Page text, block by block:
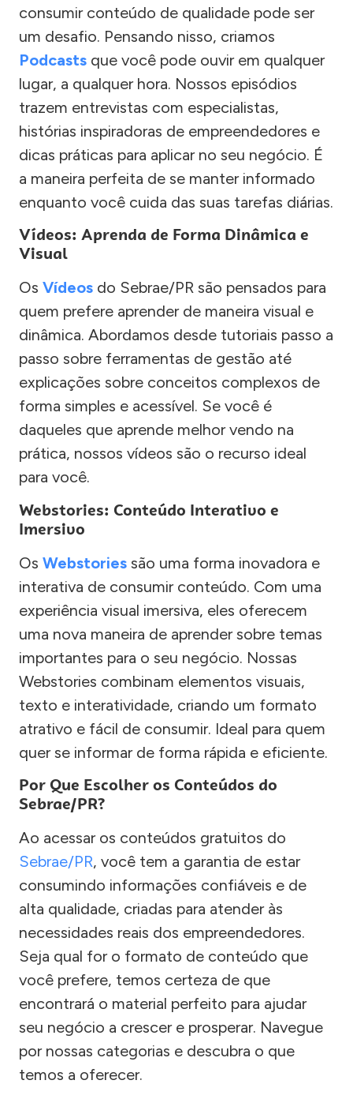
consumir conteúdo de qualidade pode ser
um desafio. Pensando nisso, criamos
Podcasts que você pode ouvir em qualquer
lugar, a qualquer hora. Nossos episódios
trazem entrevistas com especialistas,
histórias inspiradoras de empreendedores e
dicas práticas para aplicar no seu negócio. É
a maneira perfeita de se manter informado
enquanto você cuida das suas tarefas diárias.
Vídeos: Aprenda de Forma Dinâmica e
Visual
Os Vídeos do Sebrae/PR são pensados para
quem prefere aprender de maneira visual e
dinâmica. Abordamos desde tutoriais passo a
passo sobre ferramentas de gestão até
explicações sobre conceitos complexos de
forma simples e acessível. Se você é
daqueles que aprende melhor vendo na
prática, nossos vídeos são o recurso ideal
para você.
Webstories: Conteúdo Interativo e
Imersivo
Os Webstories são uma forma inovadora e
interativa de consumir conteúdo. Com uma
experiência visual imersiva, eles oferecem
uma nova maneira de aprender sobre temas
importantes para o seu negócio. Nossas
Webstories combinam elementos visuais,
texto e interatividade, criando um formato
atrativo e fácil de consumir. Ideal para quem
quer se informar de forma rápida e eficiente.
Por Que Escolher os Conteúdos do
Sebrae/PR?
Ao acessar os conteúdos gratuitos do
Sebrae/PR, você tem a garantia de estar
consumindo informações confiáveis e de
alta qualidade, criadas para atender às
necessidades reais dos empreendedores.
Seja qual for o formato de conteúdo que
você prefere, temos certeza de que
encontrará o material perfeito para ajudar
seu negócio a crescer e prosperar. Navegue
por nossas categorias e descubra o que
temos a oferecer.